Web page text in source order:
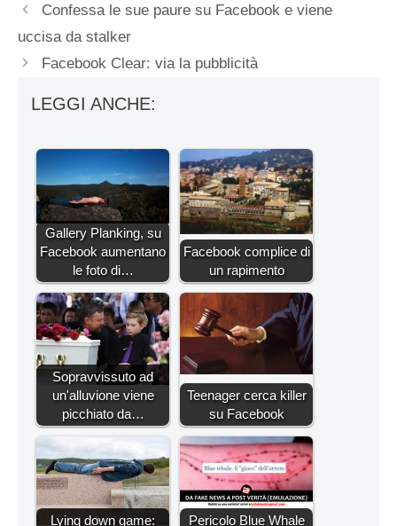
Confessa le sue paure su Facebook e viene
uccisa da stalker
Facebook Clear: via la pubblicità
LEGGI ANCHE:
Gallery Planking, su
Facebook aumentano
le foto di…
Facebook complice di
un rapimento
Sopravvissuto ad
un'alluvione viene
picchiato da…
Teenager cerca killer
su Facebook
Lying down game:
Pericolo Blue Whale